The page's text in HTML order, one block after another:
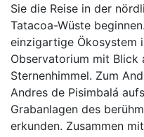
Sie die Reise in der
Tatacoa-Wüste
einzigartige Ökosystem
Observatorium mit Blick
Sternenhimmel. Zum
Andres de Pisimbalá
Grabanlagen des
erkunden. Zusammen